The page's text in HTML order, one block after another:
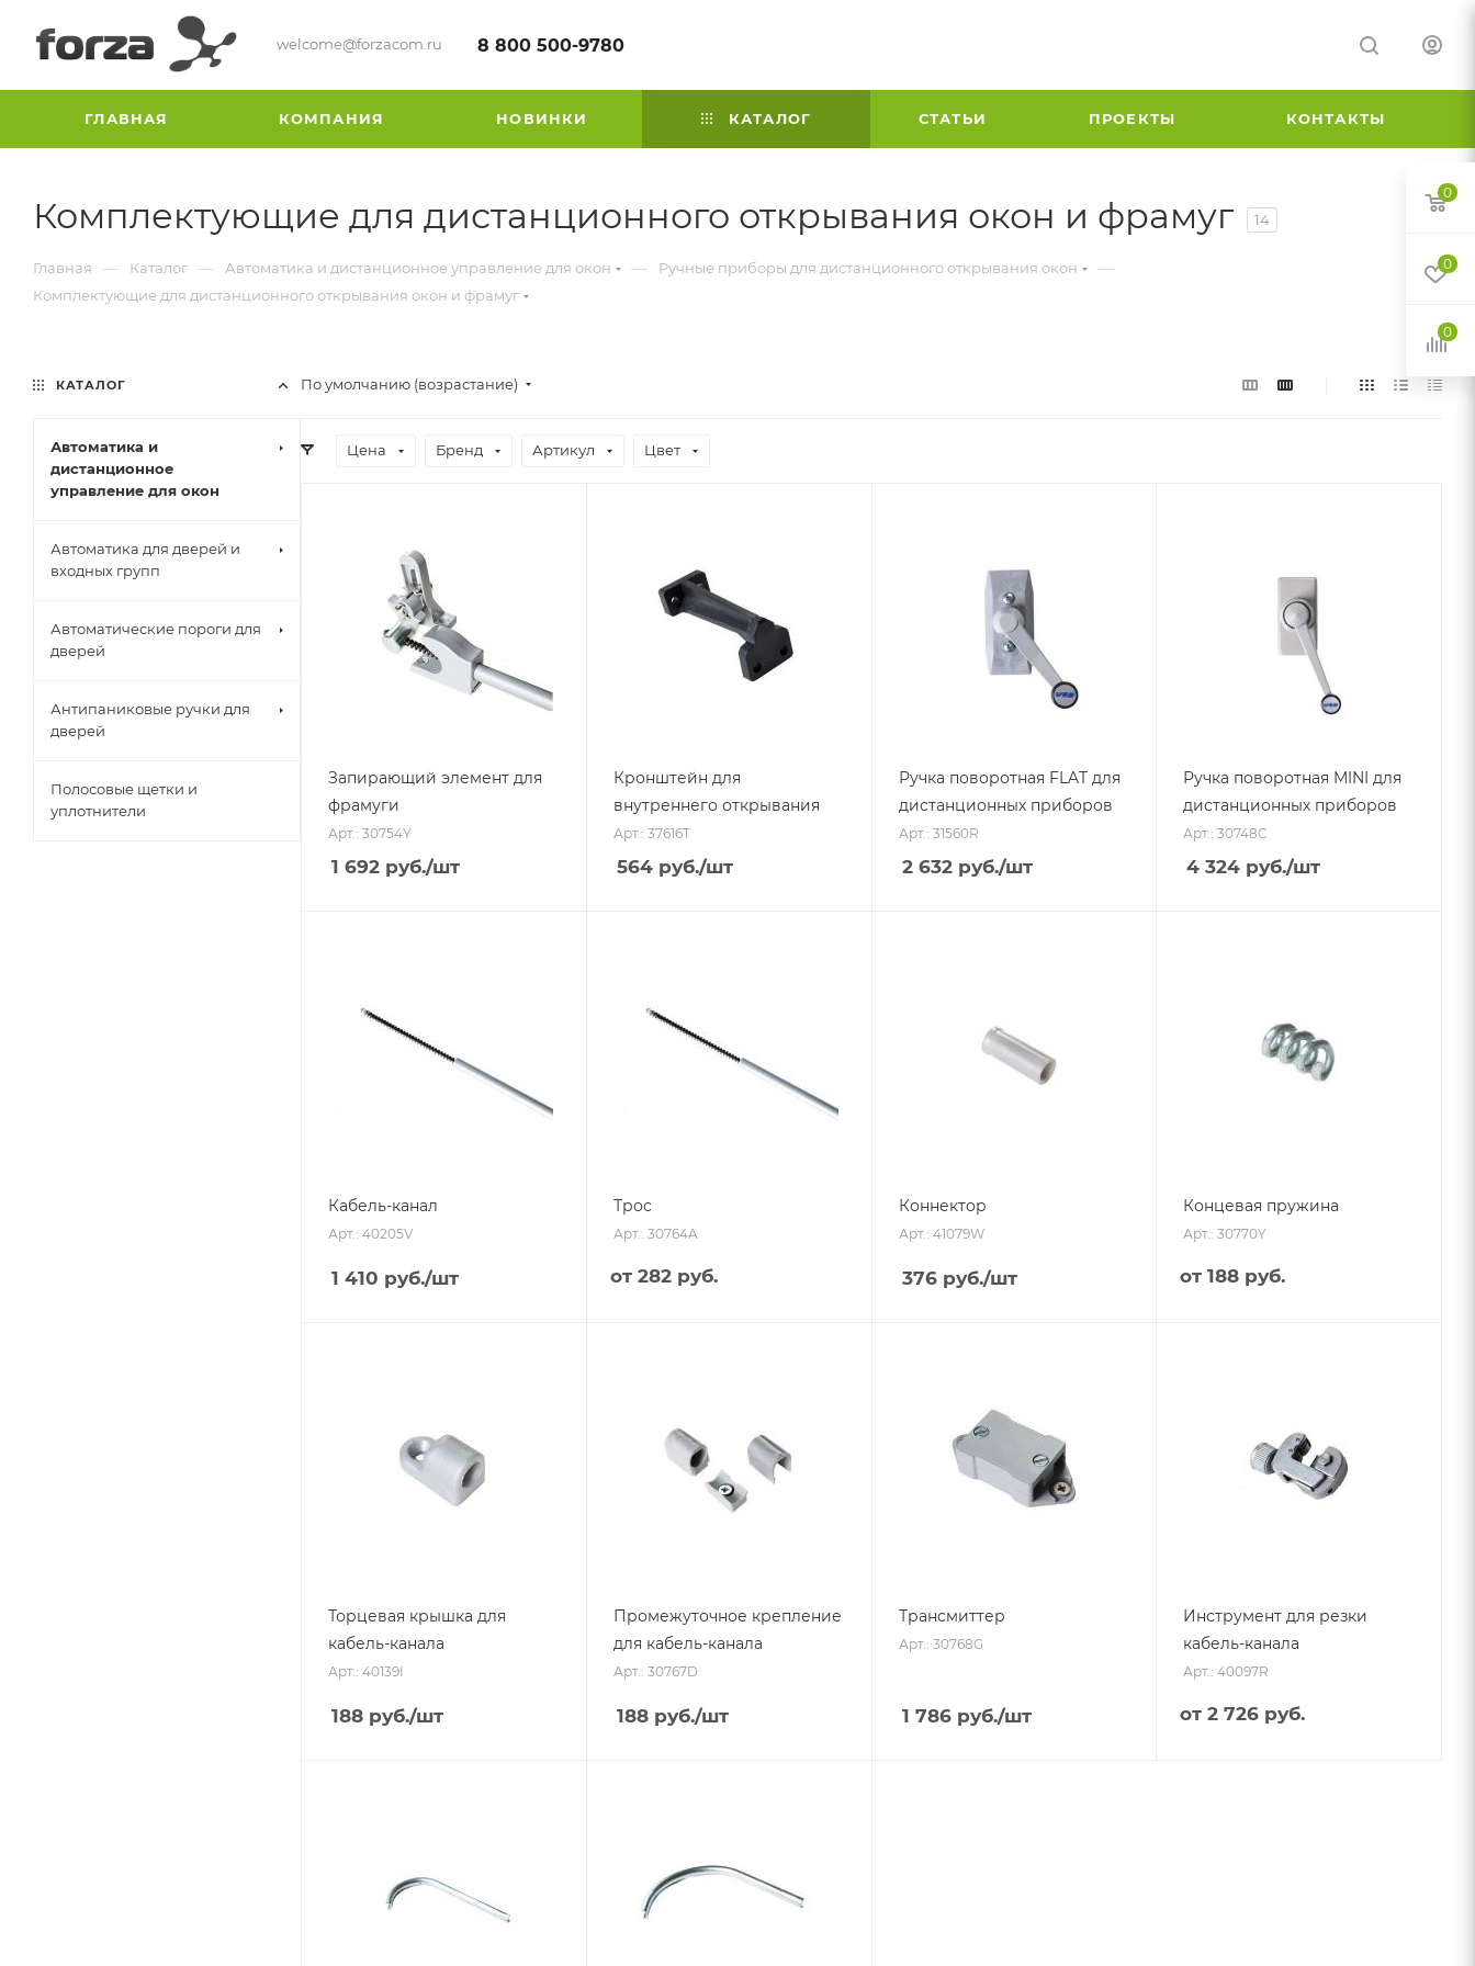
welcome@forzacom.ru 8 800 500-9780
ГЛАВНАЯ КОМПАНИЯ НОВИНКИ КАТАЛОГ СТАТЬИ ПРОЕКТЫ КОНТАКТЫ
Комплектующие для дистанционного открывания окон и фрамуг 14
Главная — Каталог — Автоматика и дистанционное управление для окон — Ручные приборы для дистанционного открывания окон —
Комплектующие для дистанционного открывания окон и фрамуг
По умолчанию (возрастание)
Цена Бренд Артикул Цвет
Запирающий элемент для
фрамуги
Арт.: 30754Y
1 692 руб./шт
Кронштейн для
внутреннего открывания
Арт.: 37616T
564руб./шт
Ручка поворотная FLAT для
дистанционных приборов
Арт.: 31560R
2 632руб./шт
Ручка поворотная MINI для
дистанционных приборов
Арт.: 30748C
4 324 руб./шт
Кабель-канал
Арт.: 40205V
1 410 руб./шт
Трос
Арт.: 30764A
от 282 руб.
Коннектор
Арт.: 41079W
376руб./шт
Концевая пружина
Арт.: 30770Y
от188 руб.
Торцевая крышка для
кабель-канала
Арт.: 40139I
188 руб./шт
Промежуточное крепление
для кабель-канала
Арт.: 30767D
188руб./шт
Трансмиттер
Арт.: 30768G
1 786руб./шт
Инструмент для резки
кабель-канала
Арт.: 40097R
от2 726 руб.
КАТАЛОГ
Автоматика и
дистанционное
управление для окон
Автоматика для дверей и
входных групп
Автоматические пороги для
дверей
Антипаниковые ручки для
дверей
Полосовые щетки и
уплотнители
0
0
0